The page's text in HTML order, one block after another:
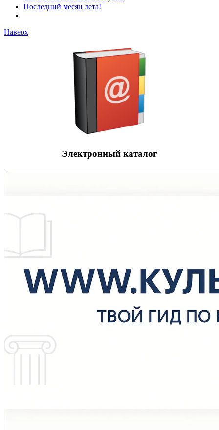
Последний месяц лета!
Наверх
Электронный каталог